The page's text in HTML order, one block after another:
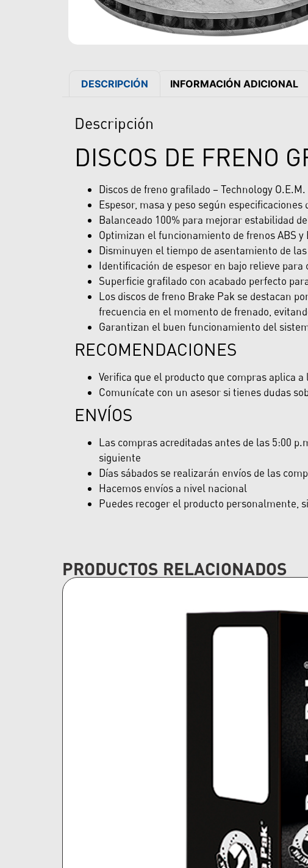
DESCRIPCIÓN INFORMACIÓN ADICIONAL
Descripción
DISCOS DE FRENO
Discos de freno grafilado – Technology O.E.M.
Espesor, masa y peso según
Balanceado 100% para mejorar estabilidad
Optimizan el funcionamiento de frenos ABS y
Disminuyen el tiempo de asentamiento de
Identificación de espesor en bajo relieve
Superficie grafilado con acabado perfecto
Los discos de freno Brake Pak se destacan
frecuencia en el momento de frenado,
Garantizan el buen funcionamiento del
RECOMENDACIONES
Verifica que el producto que compras aplica
Comunícate con un asesor si tienes dudas
ENVÍOS
Las compras acreditadas antes de las 5:00
siguiente
Días sábados se realizarán envíos de las
Hacemos envíos a nivel nacional
Puedes recoger el producto personalmente,
PRODUCTOS RELACIONADOS